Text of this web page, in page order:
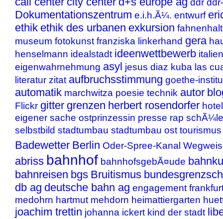
Dokumentationszentrum e.i.h.Ã¼. entwurf
ethik ethik des urbanen exkursion
museum fotokunst franziska linkerhand gera
henselmann idealstadt ideenwettbewerb italien
eigenwahrnehmung asyl jesus diaz kuba las
literatur zitat aufbruchsstimmung goethe-
automatik marchwitza poesie technik autor
Flickr gitter grenzen herbert rosendorfer
eigener sache ostprinzessin presse rap
selbstbild stadtumbau stadtumbau ost tourismus
Badewetter Berlin Oder-Spree-Kanal
abriss bahnhof bahnhofsgebÃ¤ude
bahnreisen bgs Bruitismus
db ag deutsche bahn ag engagement
medohrn hartmut mehdorn heimattiergarten
joachim trettin johanna ickert kind der stadt